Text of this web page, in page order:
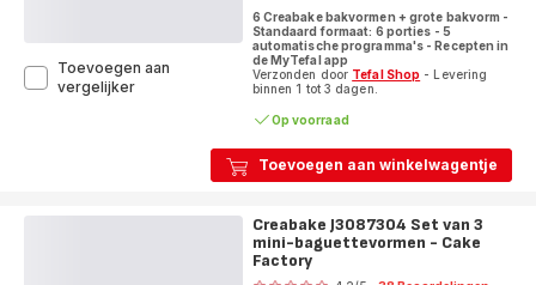
Toevoegen aan winkelwagentje
6 Creabake bakvormen + grote bakvorm -
Standaard formaat: 6 porties - 5
automatische programma's - Recepten in
de MyTefal app
Verzonden door Tefal Shop - Levering
binnen 1 tot 3 dagen.
Op voorraad
Toevoegen aan
vergelijkerCake
patisserietoestel
Bakvormen
Creabake J3087304 Set van 3
mini-baguettevormen - Cake
Factory
Beoordeling